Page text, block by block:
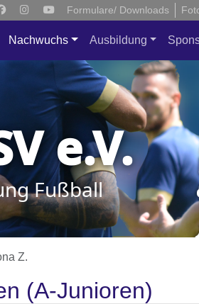
Formulare/ Downloads
Nachwuchs Ausbildung
e.V.
Fußball
Z.
(A-Junioren)